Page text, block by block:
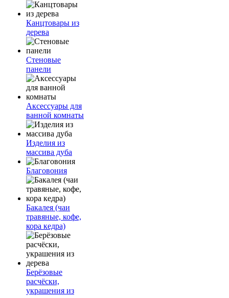
Канцтовары из
дерева
Стеновые
панели
Аксессуары для
ванной комнаты
Изделия из
массива дуба
Благовония
Бакалея (чаи
травяные, кофе,
кора кедра)
Берёзовые
расчёски,
украшения из